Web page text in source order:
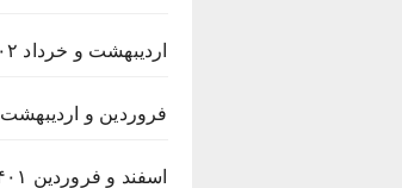
اردیبهشت و خرداد ۱۴۰۲
فروردین و اردیبهشت ۱۴۰۲
اسفند و فروردین ۱۴۰۱